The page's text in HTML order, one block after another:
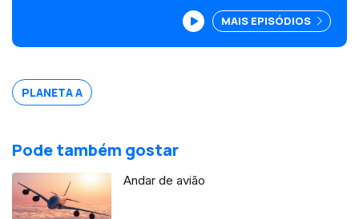
MAIS EPISÓDIOS
PLANETA A
Pode também gostar
Andar de avião